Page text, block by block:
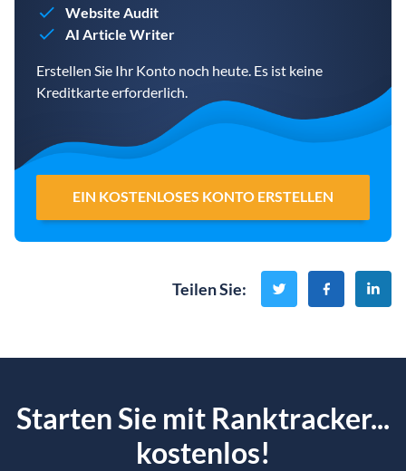
Website Audit
AI Article Writer
Erstellen Sie Ihr Konto noch heute. Es ist keine
Kreditkarte erforderlich.
EIN KOSTENLOSES KONTO ERSTELLEN
Teilen Sie:
Starten Sie mit Ranktracker...
kostenlos!